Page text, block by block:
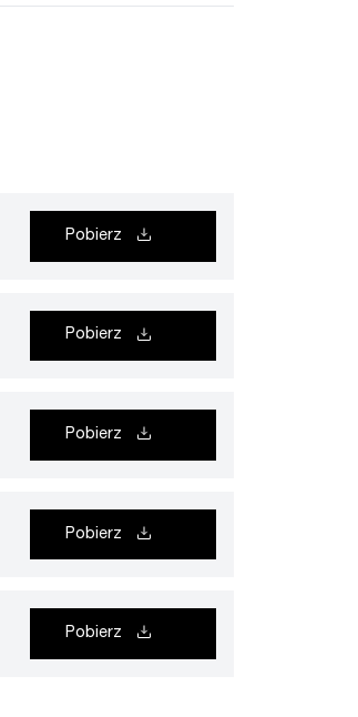
Pobierz
Pobierz
Pobierz
Pobierz
Pobierz